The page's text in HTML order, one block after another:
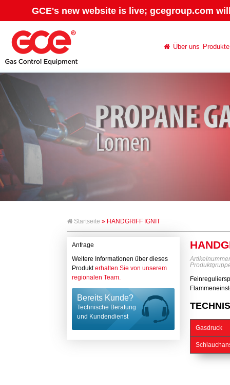
GCE's new website is live; gcegroup.com
Über uns Produkte
Startseite » HANDGRIFF IGNIT
Anfrage
Weitere Informationen über dieses
Produkterhalten Sie von unserem
regionalen Team.
Bereits Kunde?
Technische Beratung
und Kundendienst
Artikelnummer
Gasdruck